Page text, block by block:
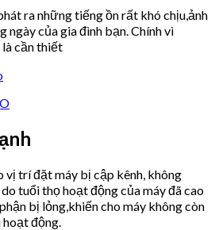
ra những tiếng ồn rất khó chịu,ảnh
ngày của gia đình bạn. Chính vì
là cần thiết
vị trí đặt máy bị cập kênh, không
tuổi thọ hoạt động của máy đã cao
bị lỏng,khiến cho máy không còn
động.